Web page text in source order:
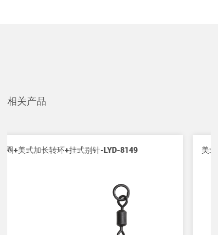
相关产品
美式菱形转环+日本别针-LYD-8141